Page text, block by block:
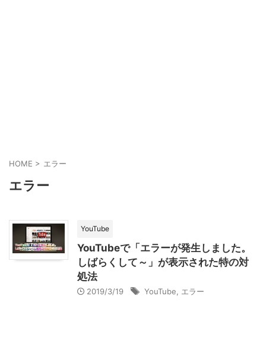
HOME > エラー
エラー
YouTube
YouTubeで「エラーが発生しました。
しばらくして～」が表示された特の対
処法
2019/3/19 YouTube エラー